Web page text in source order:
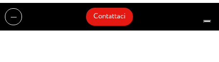
Contattaci